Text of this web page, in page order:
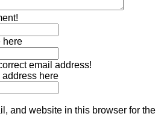
here
email address!
here
and website in this browser for the